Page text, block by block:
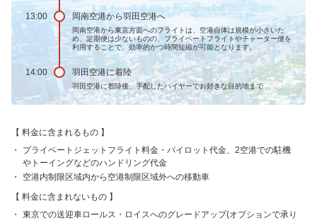
13:00 岡南空港から羽田空港へ
岡南空港から東京方面へのフライトは、空港自体は規模が小さいた
め、定期便は少ないものの、プライベートフライトやチャーター便を
利用することで、効率的かつ時間短縮が可能となります。
14:00 羽田空港に着陸
羽田空港に着陸後、手配したハイヤーでお好きな目的地まで
料金に含まれるもの
プライベートジェットフライト料金・パイロット代金、2空港での駐機
やトーイングなどのハンドリング代金
空港内制限区域内から空港制限区域外への移動車
料金に含まれないもの
東京での送迎車ロールス・ロイスへのグレードアップ(オプションで承り